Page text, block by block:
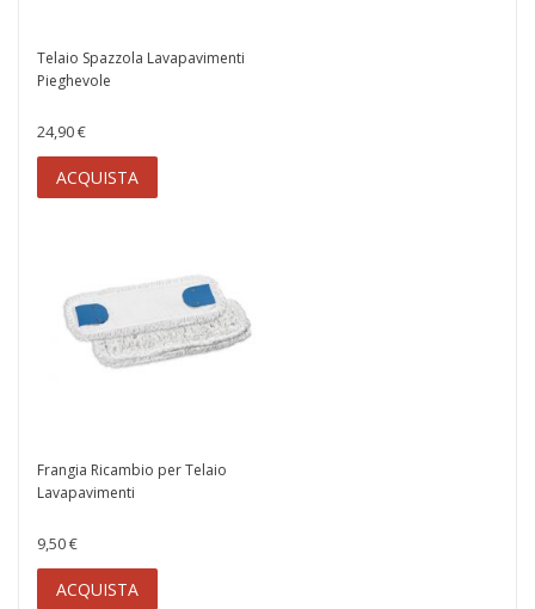
Telaio Spazzola Lavapavimenti
Pieghevole
24,90 €
ACQUISTA
Frangia Ricambio per Telaio
Lavapavimenti
9,50 €
ACQUISTA